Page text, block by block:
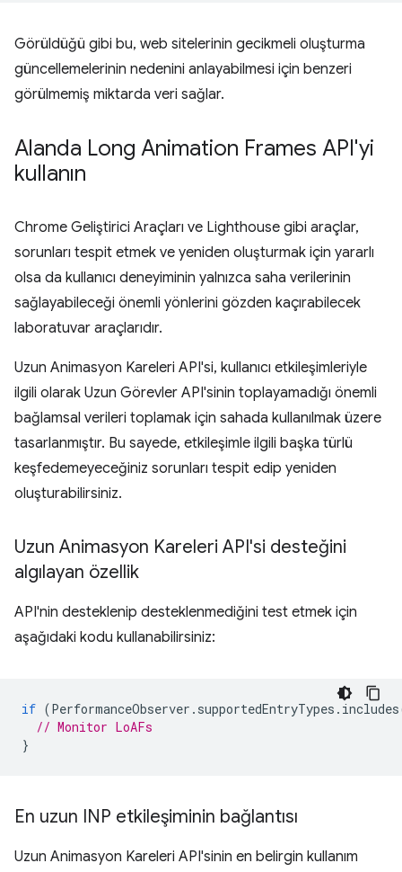
Görüldüğü gibi bu, web sitelerinin gecikmeli oluşturma
güncellemelerinin nedenini anlayabilmesi için benzeri
görülmemiş miktarda veri sağlar.
Alanda Long Animation Frames API'yi
kullanın
Chrome Geliştirici Araçları ve Lighthouse gibi araçlar,
sorunları tespit etmek ve yeniden oluşturmak için yararlı
olsa da kullanıcı deneyiminin yalnızca saha verilerinin
sağlayabileceği önemli yönlerini gözden kaçırabilecek
laboratuvar araçlarıdır.
Uzun Animasyon Kareleri API'si, kullanıcı etkileşimleriyle
ilgili olarak Uzun Görevler API'sinin toplayamadığı önemli
bağlamsal verileri toplamak için sahada kullanılmak üzere
tasarlanmıştır. Bu sayede, etkileşimle ilgili başka türlü
keşfedemeyeceğiniz sorunları tespit edip yeniden
oluşturabilirsiniz.
Uzun Animasyon Kareleri API'si desteğini
algılayan özellik
API'nin desteklenip desteklenmediğini test etmek için
aşağıdaki kodu kullanabilirsiniz:
if (PerformanceObserver . supportedEntryTypes . includes
// Monitor LoAFs
}
En uzun INP etkileşiminin bağlantısı
Uzun Animasyon Kareleri API'sinin en belirgin kullanım